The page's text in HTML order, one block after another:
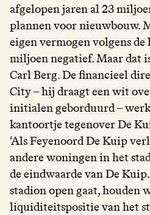
afgelopen jaren al 23
plannen voor nieuwbouw.
eigen vermogen volgens
miljoen negatief. Maar dat
Carl Berg. De financieel
City – hij draagt een wit
initialen geborduurd –
kantoortje tegenover De
‘Als Feyenoord De Kuip
andere woningen in het
de eindwaarde van De
stadion open gaat, houden
liquiditeitspositie van het